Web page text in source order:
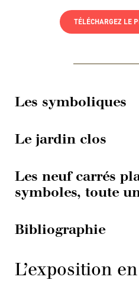
TÉLÉCHARGEZ LE
Les symboliques
Le jardin clos
Les neuf carrés
symboles, toute
Bibliographie
L’exposition